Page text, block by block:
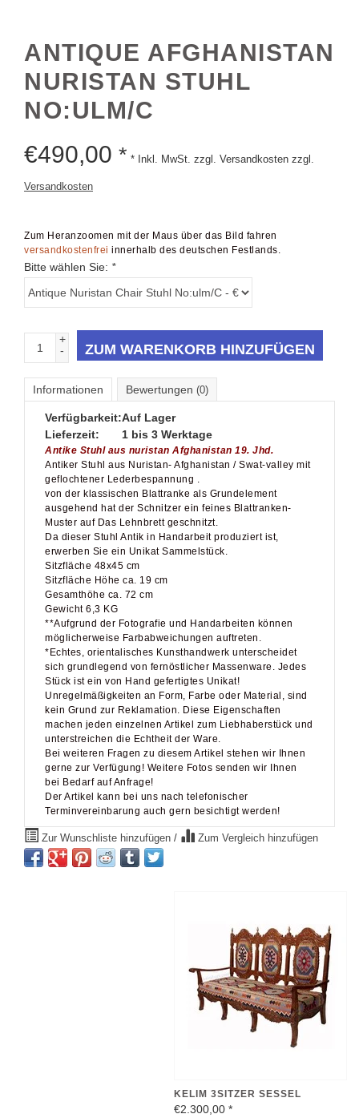
ANTIQUE AFGHANISTAN
NURISTAN STUHL
NO:ULM/C
€490,00 * * Inkl. MwSt. zzgl. Versandkosten zzgl.
Versandkosten
Zum Heranzoomen mit der Maus über das Bild fahren
versandkostenfrei innerhalb des deutschen Festlands.
Bitte wählen Sie: *
+
-
ZUM WARENKORB HINZUFÜGEN
Informationen Bewertungen (0)
Verfügbarkeit:Auf Lager
Lieferzeit:
1 bis 3 Werktage
Antike Stuhl aus nuristan Afghanistan 19. Jhd.
Antiker Stuhl aus Nuristan- Afghanistan / Swat-valley mit
geflochtener Lederbespannung .
von der klassischen Blattranke als Grundelement
ausgehend hat der Schnitzer ein feines Blattranken-
Muster auf Das Lehnbrett geschnitzt.
Da dieser Stuhl Antik in Handarbeit produziert ist,
erwerben Sie ein Unikat Sammelstück.
Sitzfläche 48x45 cm
Sitzfläche Höhe ca. 19 cm
Gesamthöhe ca. 72 cm
Gewicht 6,3 KG
**Aufgrund der Fotografie und Handarbeiten können
möglicherweise Farbabweichungen auftreten.
*Echtes, orientalisches Kunsthandwerk unterscheidet
sich grundlegend von fernöstlicher Massenware. Jedes
Stück ist ein von Hand gefertigtes Unikat!
Unregelmäßigkeiten an Form, Farbe oder Material, sind
kein Grund zur Reklamation. Diese Eigenschaften
machen jeden einzelnen Artikel zum Liebhaberstück und
unterstreichen die Echtheit der Ware.
Bei weiteren Fragen zu diesem Artikel stehen wir Ihnen
gerne zur Verfügung! Weitere Fotos senden wir Ihnen
bei Bedarf auf Anfrage!
Der Artikel kann bei uns nach telefonischer
Terminvereinbarung auch gern besichtigt werden!
Zur Wunschliste hinzufügen / Zum Vergleich hinzufügen
KELIM 3SITZER SESSEL
€2.300,00 *